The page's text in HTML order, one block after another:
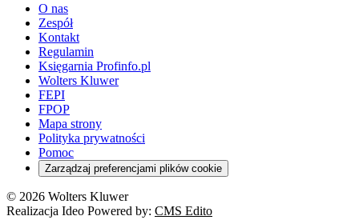
O nas
Zespół
Kontakt
Regulamin
Księgarnia Profinfo.pl
Wolters Kluwer
FEPI
FPOP
Mapa strony
Polityka prywatności
Pomoc
Zarządzaj preferencjami plików cookie
© 2026 Wolters Kluwer
Realizacja Ideo Powered by: CMS Edito